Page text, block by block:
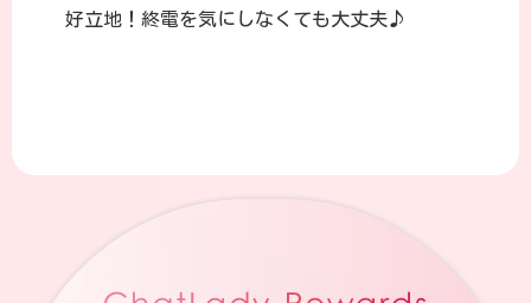
好立地！終電を気にしなくても大丈夫♪